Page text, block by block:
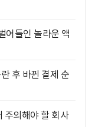
어들인 놀라운 액
후 바뀐 결제 순
주의해야 할 회사